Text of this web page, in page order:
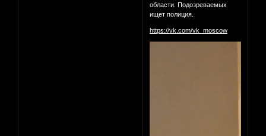
области. Подозреваемых
ищет полиция.
https://vk.com/vk_moscow